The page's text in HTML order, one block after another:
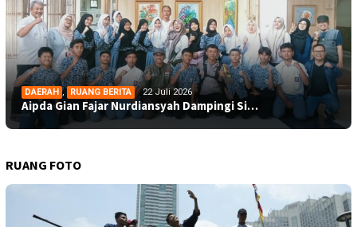
DAERAH , RUANG BERITA 22 Juli 2026
Aipda Gian Fajar Nurdiansyah Dampingi Si…
RUANG FOTO